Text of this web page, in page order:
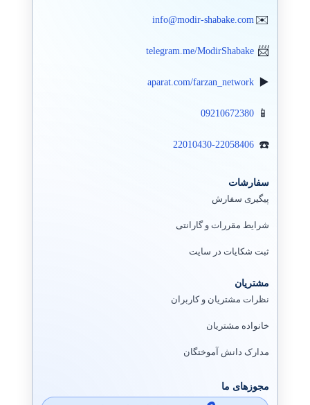
info@modir-shabake.com
telegram.me/ModirShabake
aparat.com/farzan_network
09210672380
22010430-22058406
سفارشات
پیگیری سفارش
شرایط مقررات و گارانتی
ثبت شکایات در سایت
مشتریان
نظرات مشتریان و کاربران
خانواده مشتریان
مدارک دانش آموختگان
مجوزهای ما